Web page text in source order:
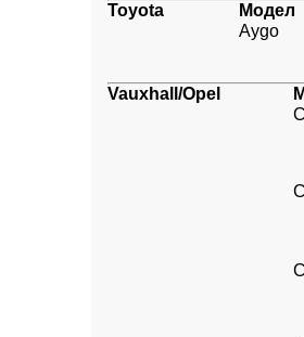
Toyota Модел
Aygo
Vauxhall/Opel